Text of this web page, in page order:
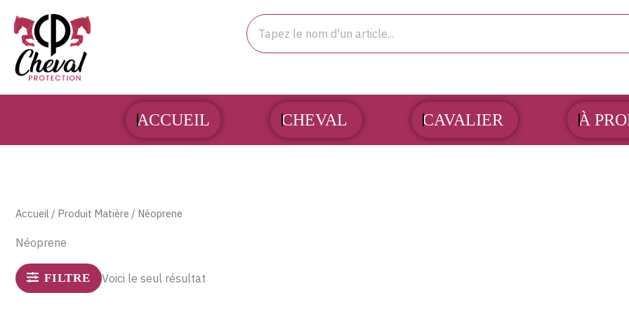
contenu
Rechercher
ACCUEIL CHEVAL OUVRIR CHEVALCAVALIER OUVRIR CAVALIER
À
Accueil / Produit Matière / Néoprene
Néoprene
FILTRE Voici le seul résultat